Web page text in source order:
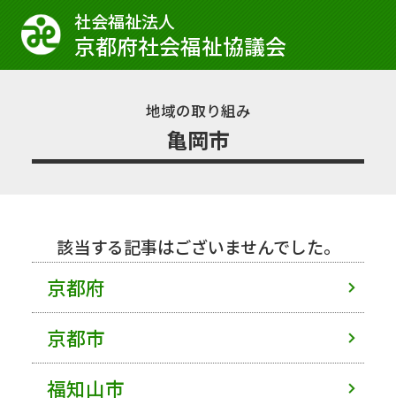
社会福祉法⼈
京都府社会福祉協議会
地域の取り組み
亀岡市
該当する記事はございませんでした。
京都府
京都市
福知山市